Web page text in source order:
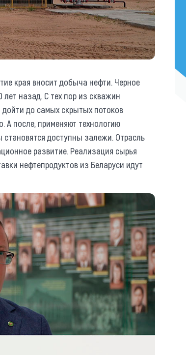
края вносит добыча нефти. Черное
лет назад. С тех пор из скважин
до самых скрытых потоков
А после, применяют технологию
доступны залежи. Отрасль
развитие. Реализация сырья
нефтепродуктов из Беларуси идут